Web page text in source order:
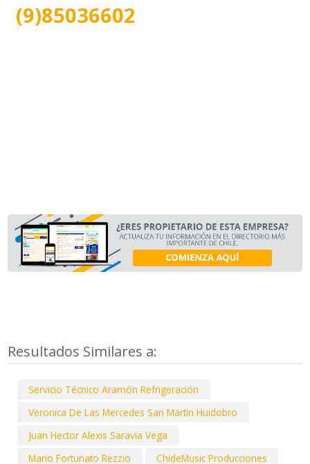
(9)85036602
Resultados Similares a:
Servicio Técnico Aramón Refrigeración
Veronica De Las Mercedes San Martin Huidobro
Juan Hector Alexis Saravia Vega
Mario Fortunato Rezzio
ChideMusic Producciones